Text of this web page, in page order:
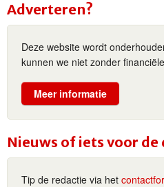
Adverteren?
Deze website wordt
kunnen we niet zonder
Meer informatie
Nieuws of iets voor de
Tip de redactie via het